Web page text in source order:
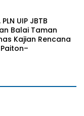
UIP JBTB
Balai Taman
Kajian Rencana